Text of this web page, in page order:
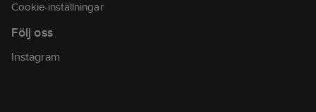
Cookie-inställningar
Följ oss
Instagram